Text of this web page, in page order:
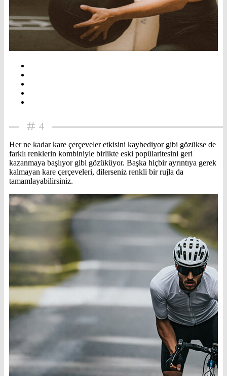
4
Her ne kadar kare çerçeveler etkisini kaybediyor gibi gözükse de
farklı renklerin kombiniyle birlikte eski popülaritesini geri
kazanmaya başlıyor gibi gözüküyor. Başka hiçbir ayrıntıya gerek
kalmayan kare çerçeveleri, dilerseniz renkli bir rujla da
tamamlayabilirsiniz.